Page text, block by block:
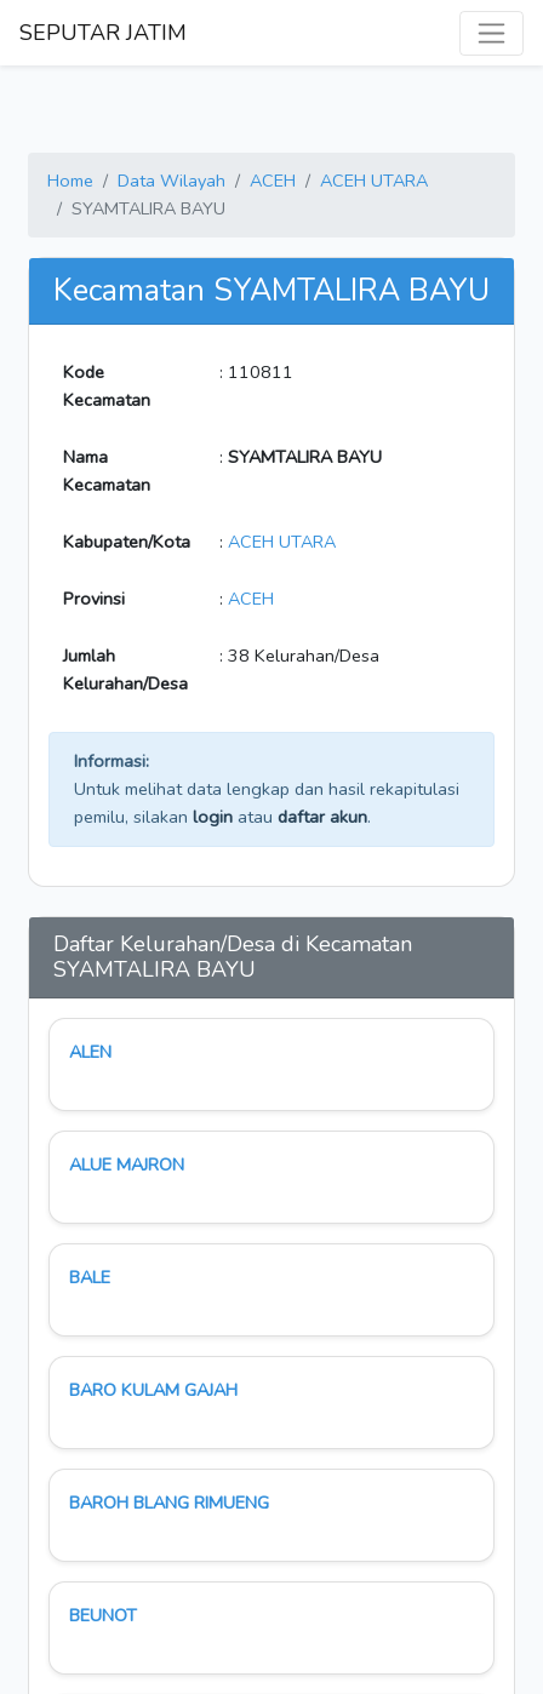
SEPUTAR JATIM
Home Data Wilayah ACEH
ACEH UTARA
SYAMTALIRA BAYU
Kecamatan SYAMTALIRA BAYU
Kode
Kecamatan
: 110811
Nama
Kecamatan
: SYAMTALIRA BAYU
Kabupaten/Kota : ACEH UTARA
Provinsi : ACEH
Jumlah
Kelurahan/Desa
: 38 Kelurahan/Desa
Informasi:
Untuk melihat data lengkap dan hasil rekapitulasi
pemilu, silakan login atau daftar akun.
Daftar Kelurahan/Desa di Kecamatan
SYAMTALIRA BAYU
ALEN
ALUE MAJRON
BALE
BARO KULAM GAJAH
BAROH BLANG RIMUENG
BEUNOT